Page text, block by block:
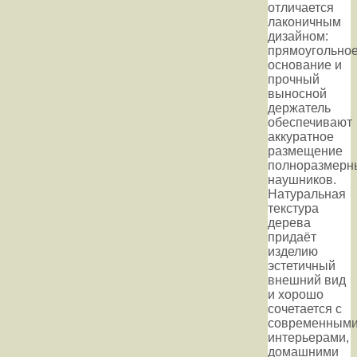
отличается
лаконичным
дизайном:
основание и
прочный
выносной
держатель
обеспечивают
аккуратное
размещение
наушников.
Натуральная
текстура
дерева
придаёт
изделию
эстетичный
внешний вид
и хорошо
сочетается с
интерьерами,
домашними